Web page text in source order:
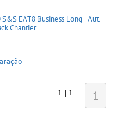
EAT8 Business Long | Aut.
Chantier
1 | 1 1